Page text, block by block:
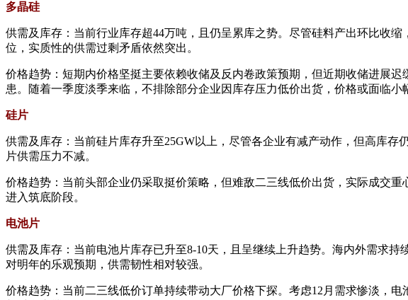
多晶硅
供需及库存：当前行业库存超44万吨，且仍呈累库之势。尽管硅料产出环比收
位，实质性的供需过剩矛盾依然突出。
价格趋势：短期内价格坚挺主要依赖收储及反内卷政策预期，但近期收储进展
患。随着一季度淡季来临，不排除部分企业因库存压力低价出货，价格或面临小
硅片
供需及库存：当前硅片库存升至25GW以上，尽管各企业有减产动作，但高库
片供需压力不减。
价格趋势：当前头部企业仍采取挺价策略，但难敌二三线低价出货，实际成交
进入筑底阶段。
电池片
供需及库存：当前电池片库存已升至8-10天，且呈继续上升趋势。海内外需求
对明年的乐观预期，供需韧性相对较强。
价格趋势：当前二三线低价订单持续带动大厂价格下探。考虑12月需求惨淡，